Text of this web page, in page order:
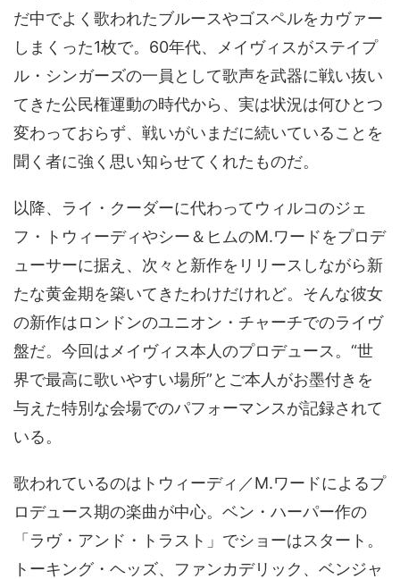
だ中でよく歌われたブルースやゴスペルをカヴァー
しまくった1枚で。60年代、メイヴィスがステイプ
ル・シンガーズの一員として歌声を武器に戦い抜い
てきた公民権運動の時代から、実は状況は何ひとつ
変わっておらず、戦いがいまだに続いていることを
聞く者に強く思い知らせてくれたものだ。
以降、ライ・クーダーに代わってウィルコのジェ
フ・トウィーディやシー＆ヒムのM.ワードをプロデ
ューサーに据え、次々と新作をリリースしながら新
たな黄金期を築いてきたわけだけれど。そんな彼女
の新作はロンドンのユニオン・チャーチでのライヴ
盤だ。今回はメイヴィス本人のプロデュース。“世
界で最高に歌いやすい場所”とご本人がお墨付きを
与えた特別な会場でのパフォーマンスが記録されて
いる。
歌われているのはトウィーディ／M.ワードによるプ
ロデュース期の楽曲が中心。ベン・ハーパー作の
「ラヴ・アンド・トラスト」でショーはスタート。
トーキング・ヘッズ、ファンカデリック、ベンジャ